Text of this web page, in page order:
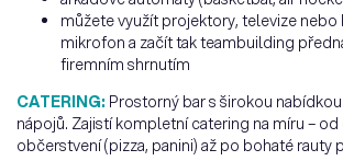
můžete využít projektory, televize
mikrofon a začít tak teambuilding
firemním shrnutím
CATERING: Prostorný bar s širokou
nápojů. Zajistí kompletní catering na míru –
občerstvení (pizza, panini) až po bohaté rauty